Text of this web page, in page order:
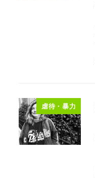
虐待・暴力